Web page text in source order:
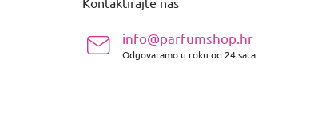
info@parfumshop.hr
Odgovaramo u roku od 24 sata